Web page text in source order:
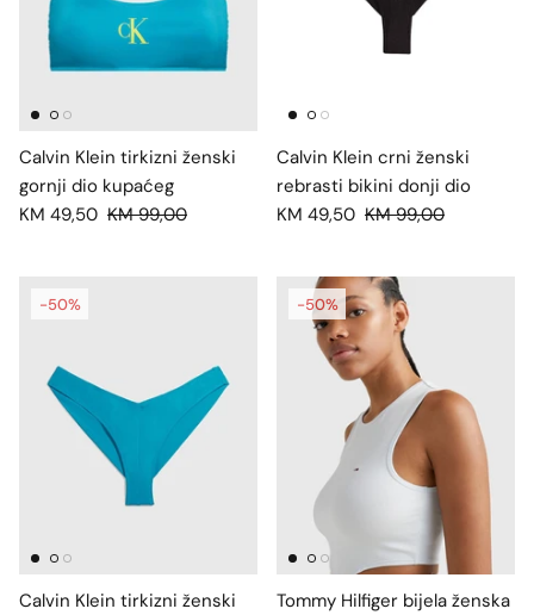
Calvin Klein tirkizni ženski
gornji dio kupaćeg
KM 49,50 KM 99,00
Calvin Klein crni ženski
rebrasti bikini donji dio
KM 49,50 KM 99,00
-50%
Calvin Klein tirkizni ženski
-50%
Tommy Hilfiger bijela ženska